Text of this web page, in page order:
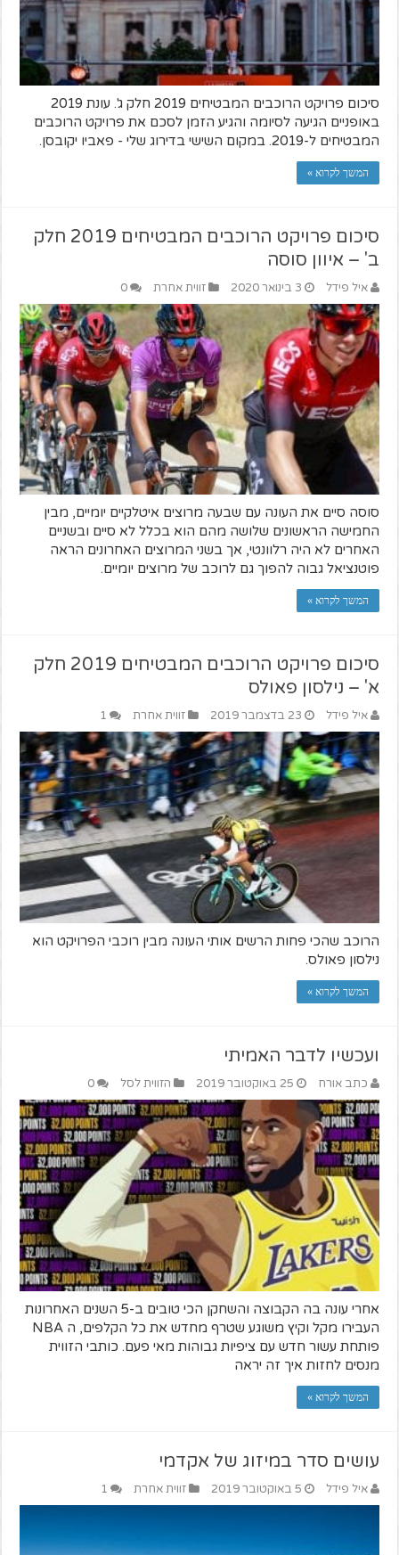
סיכום פרויקט הרוכבים המבטיחים 2019 חלק ג'. עונת 2019
באופניים הגיעה לסיומה והגיע הזמן לסכם את פרויקט הרוכבים
המבטיחים ל-2019. במקום השישי בדירוג שלי - פאביו יקובסן.
המשך לקרוא »
סיכום פרויקט הרוכבים המבטיחים 2019 חלק
ב' – איוון סוסה
איל פידל 3 בינואר 2020 זווית אחרת 0
סוסה סיים את העונה עם שבעה מרוצים איטלקיים יומיים, מבין
החמישה הראשונים שלושה מהם הוא בכלל לא סיים ובשניים
האחרים לא היה רלוונטי, אך בשני המרוצים האחרונים הראה
פוטנציאל גבוה להפוך גם לרוכב של מרוצים יומיים.
המשך לקרוא »
סיכום פרויקט הרוכבים המבטיחים 2019 חלק
א' – נילסון פאולס
איל פידל 23 בדצמבר 2019 זווית אחרת 1
הרוכב שהכי פחות הרשים אותי העונה מבין רוכבי הפרויקט הוא
נילסון פאולס.
המשך לקרוא »
ועכשיו לדבר האמיתי
כתב אורח 25 באוקטובר 2019 הזווית לסל 0
אחרי עונה בה הקבוצה והשחקן הכי טובים ב-5 השנים האחרונות
העבירו מקל וקיץ משוגע שטרף מחדש את כל הקלפים, ה NBA
פותחת עשור חדש עם ציפיות גבוהות מאי פעם. כותבי הזווית
מנסים לחזות איך זה יראה
המשך לקרוא »
עושים סדר במיזוג של אקדמי
איל פידל 5 באוקטובר 2019 זווית אחרת 1